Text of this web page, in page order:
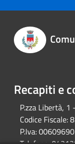
Recapiti e
P.zza Libertà,
Codice Fiscale:
P.Iva: